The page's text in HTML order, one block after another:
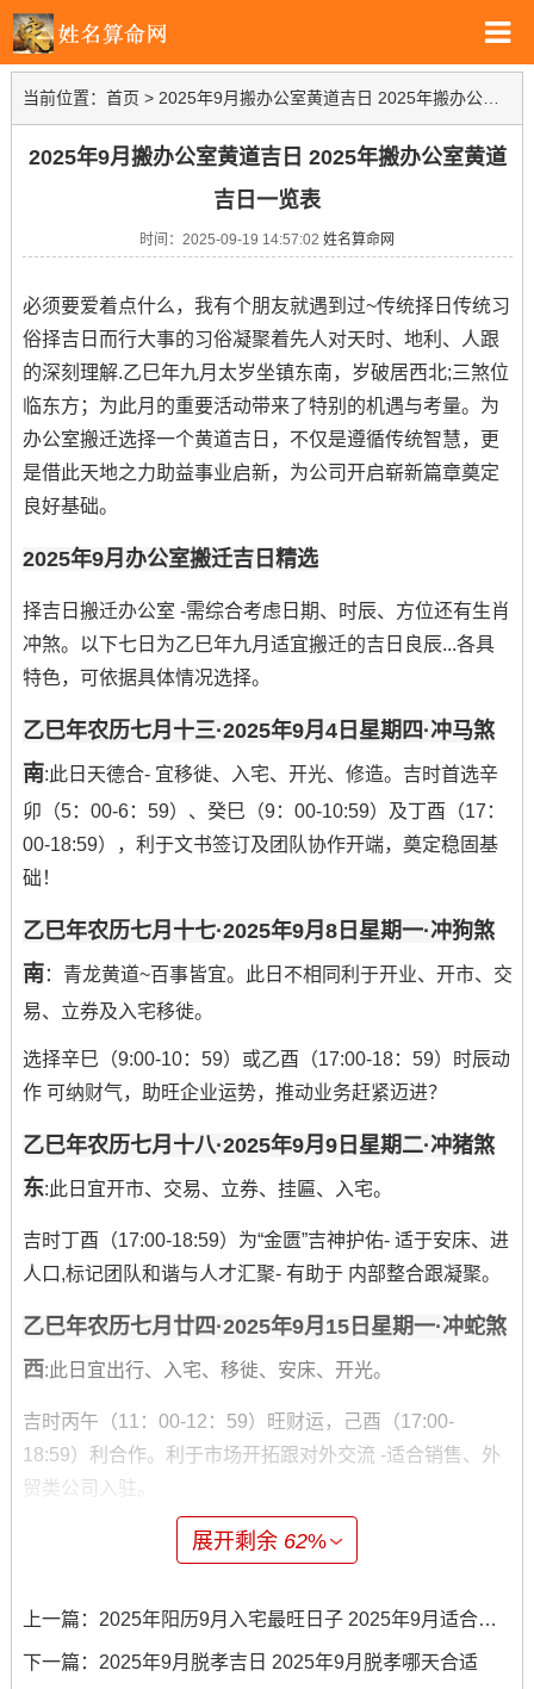
当前位置： 首页 > 2025年9月搬办公室黄道吉日 2025年搬办公室黄道吉日一览表
2025年9月搬办公室黄道吉日 2025年搬办公室黄道
吉日一览表
时间：2025-09-19 14:57:02 姓名算命网
必须要爱着点什么，我有个朋友就遇到过~传统择日传统习
俗择吉日而行大事的习俗凝聚着先人对天时、地利、人跟
的深刻理解.乙巳年九月太岁坐镇东南，岁破居西北;三煞位
临东方；为此月的重要活动带来了特别的机遇与考量。为
办公室搬迁选择一个黄道吉日，不仅是遵循传统智慧，更
是借此天地之力助益事业启新，为公司开启崭新篇章奠定
良好基础。
2025年9月办公室搬迁吉日精选
择吉日搬迁办公室 -需综合考虑日期、时辰、方位还有生肖
冲煞。以下七日为乙巳年九月适宜搬迁的吉日良辰...各具
特色，可依据具体情况选择。
乙巳年农历七月十三·2025年9月4日星期四·冲马煞
南:此日天德合- 宜移徙、入宅、开光、修造。吉时首选辛
卯（5：00-6：59）、癸巳（9：00-10:59）及丁酉（17：
00-18:59），利于文书签订及团队协作开端，奠定稳固基
础！
乙巳年农历七月十七·2025年9月8日星期一·冲狗煞
南 ：青龙黄道~百事皆宜。此日不相同利于开业、开市、交
易、立券及入宅移徙。
选择辛巳（9:00-10：59）或乙酉（17:00-18：59）时辰动
作 可纳财气，助旺企业运势，推动业务赶紧迈进？
乙巳年农历七月十八·2025年9月9日星期二·冲猪煞
东:此日宜开市、交易、立券、挂匾、入宅。
吉时丁酉（17:00-18:59）为“金匮”吉神护佑- 适于安床、进
人口,标记团队和谐与人才汇聚- 有助于 内部整合跟凝聚。
乙巳年农历七月廿四·2025年9月15日星期一·冲蛇煞
西:此日宜出行、入宅、移徙、安床、开光。
吉时丙午（11：00-12：59）旺财运，己酉（17:00-
18:59）利合作。利于市场开拓跟对外交流 -适合销售、外
贸类公司入驻。
乙巳年农历七月廿六·2025年9月17日星期三·冲羊煞
祈福.吉时辛未（13：00-14:59）与壬申（15：00-16:59）
利求财同贵人相助，帮助提升公司知名度与品牌形象！
展开剩余 62%
上一篇： 2025年阳历9月入宅最旺日子 2025年9月适合入宅吉日
下一篇： 2025年9月脱孝吉日 2025年9月脱孝哪天合适